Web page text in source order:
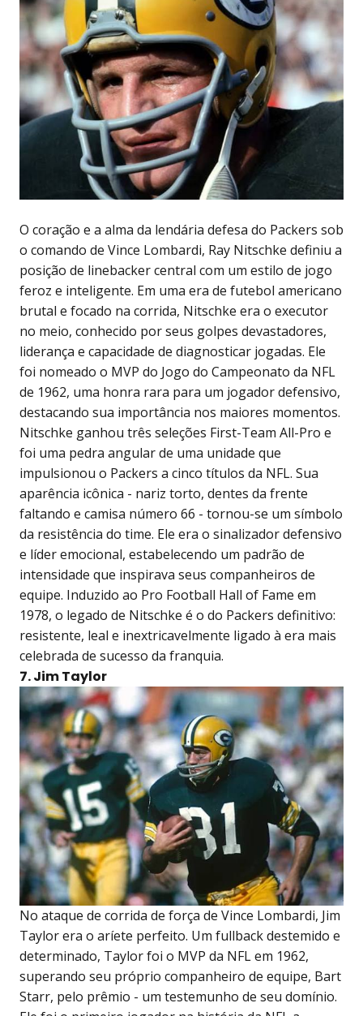
O coração e a alma da lendária defesa do Packers sob
o comando de Vince Lombardi, Ray Nitschke definiu a
posição de linebacker central com um estilo de jogo
feroz e inteligente. Em uma era de futebol americano
brutal e focado na corrida, Nitschke era o executor
no meio, conhecido por seus golpes devastadores,
liderança e capacidade de diagnosticar jogadas. Ele
foi nomeado o MVP do Jogo do Campeonato da NFL
de 1962, uma honra rara para um jogador defensivo,
destacando sua importância nos maiores momentos.
Nitschke ganhou três seleções First-Team All-Pro e
foi uma pedra angular de uma unidade que
impulsionou o Packers a cinco títulos da NFL. Sua
aparência icônica - nariz torto, dentes da frente
faltando e camisa número 66 - tornou-se um símbolo
da resistência do time. Ele era o sinalizador defensivo
e líder emocional, estabelecendo um padrão de
intensidade que inspirava seus companheiros de
equipe. Induzido ao Pro Football Hall of Fame em
1978, o legado de Nitschke é o do Packers definitivo:
resistente, leal e inextricavelmente ligado à era mais
celebrada de sucesso da franquia.
7. Jim Taylor
No ataque de corrida de força de Vince Lombardi, Jim
Taylor era o aríete perfeito. Um fullback destemido e
determinado, Taylor foi o MVP da NFL em 1962,
superando seu próprio companheiro de equipe, Bart
Starr, pelo prêmio - um testemunho de seu domínio.